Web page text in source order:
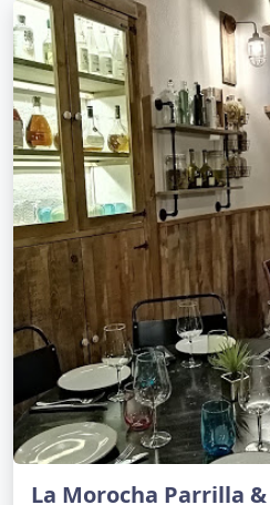
La Morocha Parrilla